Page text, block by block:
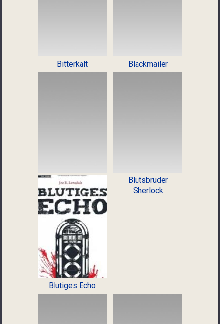
Bitterkalt Blackmailer
Blutiges Echo
Blutsbruder
Sherlock